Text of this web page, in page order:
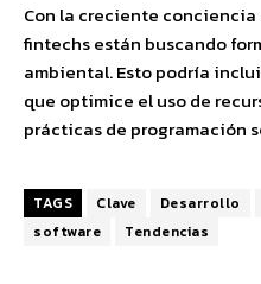
Con la creciente
fintechs están buscando
ambiental. Esto podría
que optimice el uso de
prácticas de programación
TAGS Clave Desarrollo
software
Tendencias